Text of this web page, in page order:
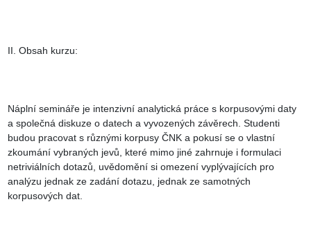
II. Obsah kurzu:
Náplní semináře je intenzivní analytická práce s korpusovými daty
a společná diskuze o datech a vyvozených závěrech. Studenti
budou pracovat s různými korpusy ČNK a pokusí se o vlastní
zkoumání vybraných jevů, které mimo jiné zahrnuje i formulaci
netriviálních dotazů, uvědomění si omezení vyplývajících pro
analýzu jednak ze zadání dotazu, jednak ze samotných
korpusových dat.